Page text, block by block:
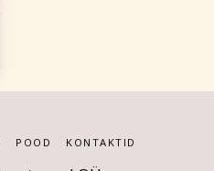
POOD KONTAKTID